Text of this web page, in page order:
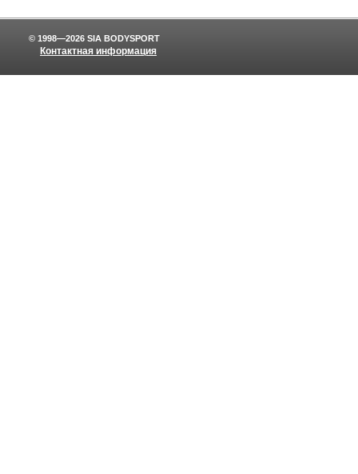
Контактная информация
© 1998—2026 SIA BODYSPORT